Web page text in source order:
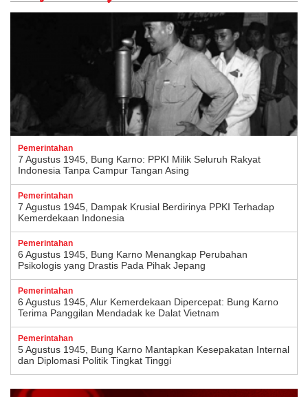
Pemerintahan
7 Agustus 1945, Bung Karno: PPKI Milik Seluruh Rakyat
Indonesia Tanpa Campur Tangan Asing
Pemerintahan
7 Agustus 1945, Dampak Krusial Berdirinya PPKI Terhadap
Kemerdekaan Indonesia
Pemerintahan
6 Agustus 1945, Bung Karno Menangkap Perubahan
Psikologis yang Drastis Pada Pihak Jepang
Pemerintahan
6 Agustus 1945, Alur Kemerdekaan Dipercepat: Bung Karno
Terima Panggilan Mendadak ke Dalat Vietnam
Pemerintahan
5 Agustus 1945, Bung Karno Mantapkan Kesepakatan Internal
dan Diplomasi Politik Tingkat Tinggi